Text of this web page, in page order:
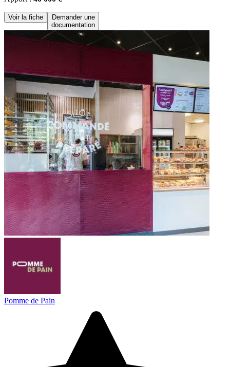
Voir la fiche
Demander une
documentation
Pomme de Pain